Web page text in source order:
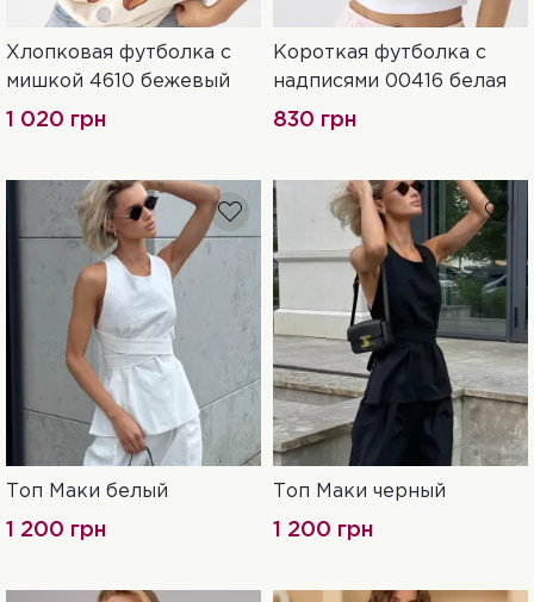
S M
Хлопковая футболка с
мишкой 4610 бежевый
1 020 грн
L S M
Короткая футболка с
надписями 00416 белая
830 грн
xS S M
Топ Маки белый
1 200 грн
XL S M
Топ Маки черный
1 200 грн